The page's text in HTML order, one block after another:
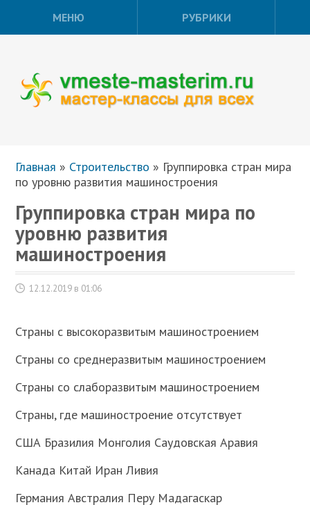
МЕНЮ РУБРИКИ
Главная » Строительство » Группировка стран мира
по уровню развития машиностроения
Группировка стран мира по
уровню развития
машиностроения
12.12.2019 в 01:06
Страны с высокоразвитым машиностроением
Страны со среднеразвитым машиностроением
Страны со слаборазвитым машиностроением
Страны, где машиностроение отсутствует
США Бразилия Монголия Саудовская Аравия
Канада Китай Иран Ливия
Германия Австралия Перу Мадагаскар